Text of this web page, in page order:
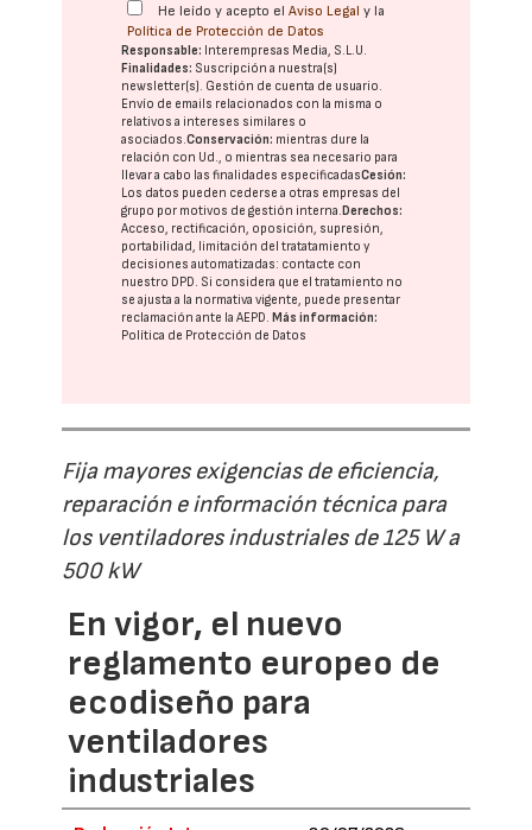
He leído y acepto elAviso Legal y la
Política de Protección de Datos
Responsable: Interempresas Media, S.L.U.
Finalidades: Suscripción a nuestra(s)
newsletter(s). Gestión de cuenta de usuario.
Envío de emails relacionados con la misma o
relativos a intereses similares o
asociados.Conservación: mientras dure la
relación con Ud., o mientras sea necesario para
llevar a cabo las finalidades especificadasCesión:
Los datos pueden cederse a otras empresas del
grupo por motivos de gestión interna.Derechos:
Acceso, rectificación, oposición, supresión,
portabilidad, limitación del tratatamiento y
decisiones automatizadas: contacte con
nuestro DPD. Si considera que el tratamiento no
se ajusta a la normativa vigente, puede presentar
reclamación ante laAEPD.Más información:
Política de Protección de Datos
Fija mayores exigencias de eficiencia,
reparación e información técnica para
los ventiladores industriales de 125 W a
500 kW
En vigor, el nuevo
reglamento europeo de
ecodiseño para
ventiladores
industriales